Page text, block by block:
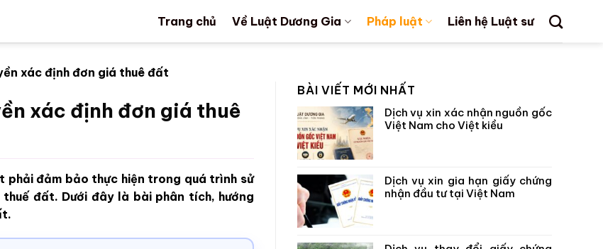
Trang chủ Về Luật Dương Gia Pháp luật Liên hệ Luật sư
xác định đơn giá thuê đất
xác định đơn giá thuê
phải đảm bảo thực hiện trong quá trình sử
đất. Dưới đây là bài phân tích, hướng
BÀI VIẾT MỚI NHẤT
Dịch vụ xin xác nhận nguồn gốc
Việt Nam cho Việt kiều
Dịch vụ xin gia hạn giấy chứng
nhận đầu tư tại Việt Nam